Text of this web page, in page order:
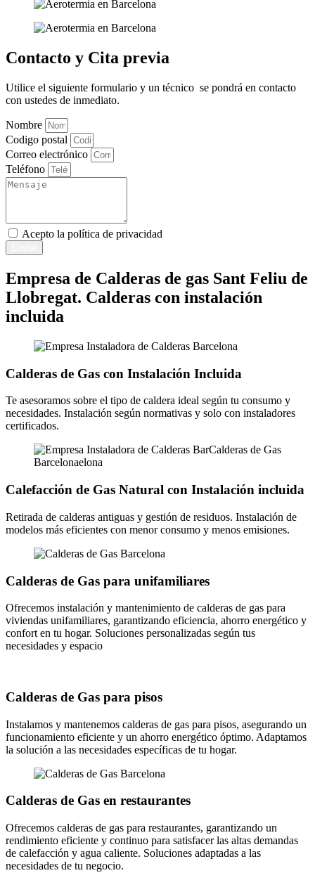
Contacto y Cita previa
Utilice el siguiente formulario y un técnico se pondrá en contacto
con ustedes de inmediato.
Nombre
Codigo postal
Correo electrónico
Teléfono
Acepto la política de privacidad
Empresa de Calderas de gas Sant Feliu de
Llobregat. Calderas con instalación
incluida
Calderas de Gas con Instalación Incluida
Te asesoramos sobre el tipo de caldera ideal según tu consumo y
necesidades. Instalación según normativas y solo con instaladores
certificados.
Calefacción de Gas Natural con Instalación incluida
Retirada de calderas antiguas y gestión de residuos. Instalación de
modelos más eficientes con menor consumo y menos emisiones.
Calderas de Gas para unifamiliares
Ofrecemos instalación y mantenimiento de calderas de gas para
viviendas unifamiliares, garantizando eficiencia, ahorro energético y
confort en tu hogar. Soluciones personalizadas según tus
necesidades y espacio
Calderas de Gas para pisos
Instalamos y mantenemos calderas de gas para pisos, asegurando un
funcionamiento eficiente y un ahorro energético óptimo. Adaptamos
la solución a las necesidades específicas de tu hogar.
Calderas de Gas en restaurantes
Ofrecemos calderas de gas para restaurantes, garantizando un
rendimiento eficiente y continuo para satisfacer las altas demandas
de calefacción y agua caliente. Soluciones adaptadas a las
necesidades de tu negocio.